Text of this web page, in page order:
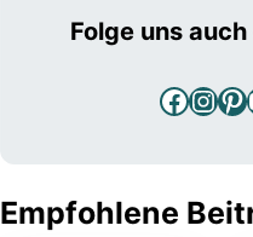
Folge uns
Empfohlene